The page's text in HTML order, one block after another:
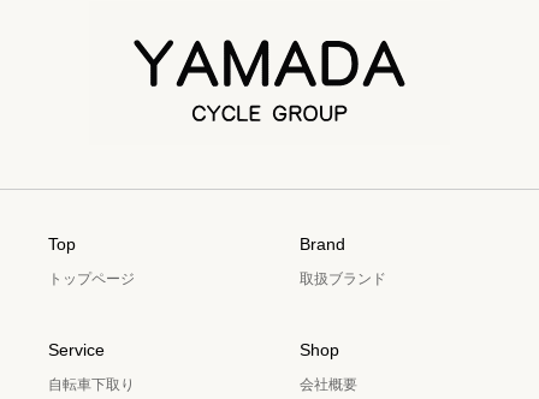
Top
トップページ
Brand
取扱ブランド
Service
自転車下取り
Shop
会社概要